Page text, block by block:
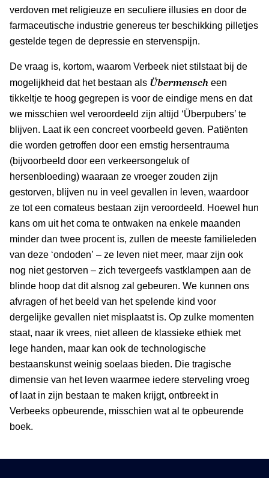
verdoven met religieuze en seculiere illusies en door de
farmaceutische industrie genereus ter beschikking pilletjes
gestelde tegen de depressie en stervenspijn.
De vraag is, kortom, waarom Verbeek niet stilstaat bij de
mogelijkheid dat het bestaan als Übermensch een
tikkeltje te hoog gegrepen is voor de eindige mens en dat
we misschien wel veroordeeld zijn altijd ‘Überpubers’ te
blijven. Laat ik een concreet voorbeeld geven. Patiënten
die worden getroffen door een ernstig hersentrauma
(bijvoorbeeld door een verkeersongeluk of
hersenbloeding) waaraan ze vroeger zouden zijn
gestorven, blijven nu in veel gevallen in leven, waardoor
ze tot een comateus bestaan zijn veroordeeld. Hoewel hun
kans om uit het coma te ontwaken na enkele maanden
minder dan twee procent is, zullen de meeste familieleden
van deze ‘ondoden’ – ze leven niet meer, maar zijn ook
nog niet gestorven – zich tevergeefs vastklampen aan de
blinde hoop dat dit alsnog zal gebeuren. We kunnen ons
afvragen of het beeld van het spelende kind voor
dergelijke gevallen niet misplaatst is. Op zulke momenten
staat, naar ik vrees, niet alleen de klassieke ethiek met
lege handen, maar kan ook de technologische
bestaanskunst weinig soelaas bieden. Die tragische
dimensie van het leven waarmee iedere sterveling vroeg
of laat in zijn bestaan te maken krijgt, ontbreekt in
Verbeeks opbeurende, misschien wat al te opbeurende
boek.